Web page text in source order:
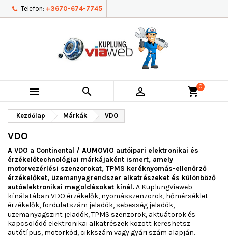
Telefon: +3670-674-7745
   shopping_cart0
Kezdőlap Márkák VDO
VDO
A VDO a Continental / AUMOVIO autóipari elektronikai és
érzékelőtechnológiai márkájaként ismert, amely
motorvezérlési szenzorokat, TPMS keréknyomás-ellenőrző
érzékelőket, üzemanyagrendszer alkatrészeket és különböző
autóelektronikai megoldásokat kínál. A KuplungViaweb
kínálatában VDO érzékelők, nyomásszenzorok, hőmérséklet
érzékelők, fordulatszám jeladók, sebesség jeladók,
üzemanyagszint jeladók, TPMS szenzorok, aktuátorok és
kapcsolódó elektronikai alkatrészek között kereshetsz
autótípus, motorkód, cikkszám vagy gyári szám alapján.